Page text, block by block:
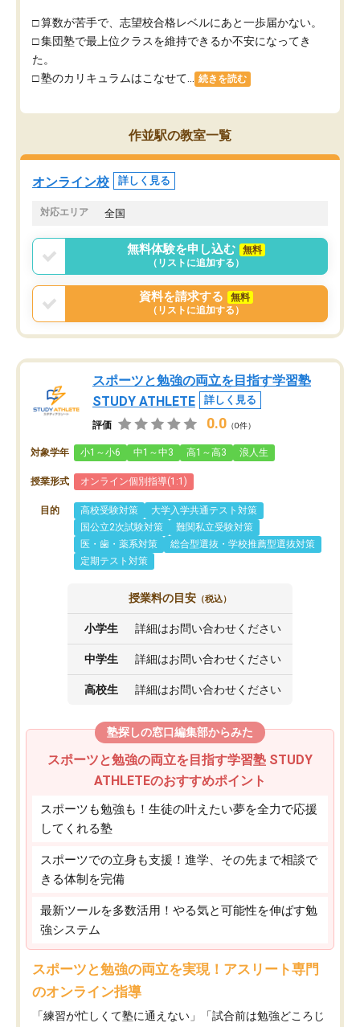
□ 算数が苦手で、志望校合格レベルにあと一歩届かない。
□ 集団塾で最上位クラスを維持できるか不安になってき
た。
□ 塾のカリキュラムはこなせて...
続きを読む
作並駅の教室一覧
オンライン校 詳しく見る
対応エリア 全国
無料体験を申し込む
無料
（リストに追加する）
資料を請求する
無料
（リストに追加する）
スポーツと勉強の両立を目指す学習塾
STUDY ATHLETE
詳しく見る
評価 0.0 （0件）
対象学年 小1～小6 中1～中3 高1～高3 浪人生
授業形式 オンライン個別指導(1:1)
目的 高校受験対策
大学入学共通テスト対策
国公立2次試験対策
難関私立受験対策
医・歯・薬系対策
総合型選抜・学校推薦型選抜対策
定期テスト対策
授業料の目安 （税込）
小学生 詳細はお問い合わせください
中学生 詳細はお問い合わせください
高校生 詳細はお問い合わせください
塾探しの窓口編集部からみた
スポーツと勉強の両立を目指す学習塾 STUDY
ATHLETEのおすすめポイント
スポーツも勉強も！生徒の叶えたい夢を全力で応援
してくれる塾
スポーツでの立身も支援！進学、その先まで相談で
きる体制を完備
最新ツールを多数活用！やる気と可能性を伸ばす勉
強システム
スポーツと勉強の両立を実現！アスリート専門
のオンライン指導
「練習が忙しくて塾に通えない」「試合前は勉強どころじ